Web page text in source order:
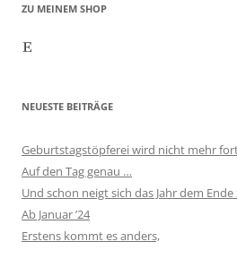
ZU MEINEM SHOP
Etsy
NEUESTE BEITRÄGE
Geburtstagstöpferei wird nicht mehr
Auf den Tag genau …
Und schon neigt sich das Jahr dem
Ab Januar ’24
Erstens kommt es anders,